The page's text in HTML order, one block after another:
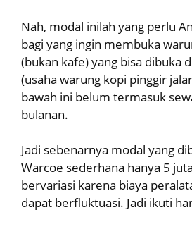
Nah, modal inilah yang perlu
bagi yang ingin membuka
(bukan kafe) yang bisa dibuka
(usaha warung kopi pinggir
bawah ini belum termasuk
bulanan.
Jadi sebenarnya modal yang
Warcoe sederhana hanya 5
bervariasi karena biaya
dapat berfluktuasi. Jadi ikuti